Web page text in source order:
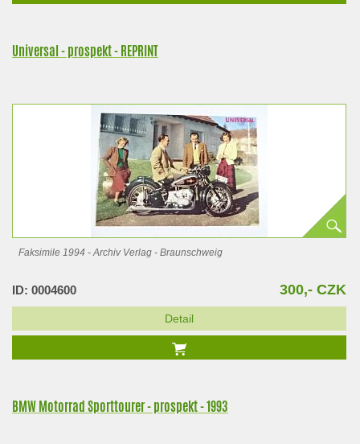
Universal - prospekt - REPRINT
Faksimile 1994 - Archiv Verlag - Braunschweig
ID: 0004600 300,- CZK
Detail
BMW Motorrad Sporttourer - prospekt - 1993